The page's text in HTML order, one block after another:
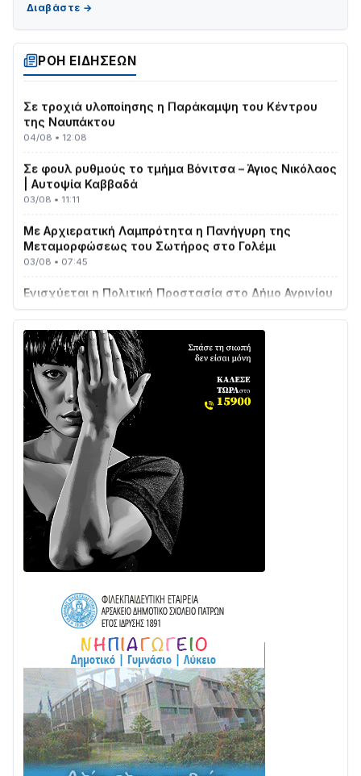
ΡΟΗ ΕΙΔΗΣΕΩΝ
05/08 • 08:41
Στο σκοτάδι μεγάλο μέρος στο Λυγιά Ναυπάκτου
04/08 • 19:47
της Ναυπάκτου
04/08 • 12:08
| Αυτοψία Καββαδά
03/08 • 11:11
Μεταμορφώσεως του Σωτήρος στο Γολέμι
03/08 • 07:45
με δύο νέα υδροφόρα οχήματα
02/08 • 18:26
Διαβάστε την «Ναυπακτία» που κυκλοφορεί
31/07 • 08:16
Δωρίδα για Όλους: «Καμία εκχώρηση των νερών
στην ΕΥΔΑΠ»
28/07 • 21:46
Διαβάστε την «Ναυπακτία» που κυκλοφορεί
24/07 • 11:31
ΕΚΤΑΚΤΟ – ΝΑΥΠΑΚΤΙΑ: ΣΥΝΑΓΕΡΜΟΣ ΣΤΗΝ
ΠΥΡΟΣΒΕΣΤΙΚΗ ΓΙΑ ΦΩΤΙΑ ΣΤΟΝ ΑΓΙΟ ΗΛΙΑ ΠΡΙΝ ΤΗ
ΓΡΑΝΙΤΣΑ
24/07 • 11:03
ΤΟ ΠΑΡΤΥ ΣΥΝΕΧΙΖΕΤΑΙ…
Στο σκοτάδι μεγάλο μέρος στο Λυγιά Ναυπάκτου
Σε τροχιά υλοποίησης η Παράκαμψη του Κέντρου
της Ναυπάκτου
04/08 • 12:08
Σε φουλ ρυθμούς το τμήμα Βόνιτσα – Άγιος Νικόλαος
| Αυτοψία Καββαδά
03/08 • 11:11